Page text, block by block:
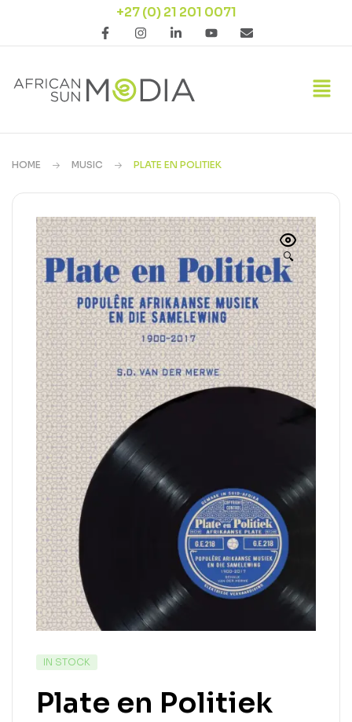
+27 (0) 21 201 0071
HOME MUSIC PLATE EN POLITIEK
🔍
IN STOCK
Plate en Politiek